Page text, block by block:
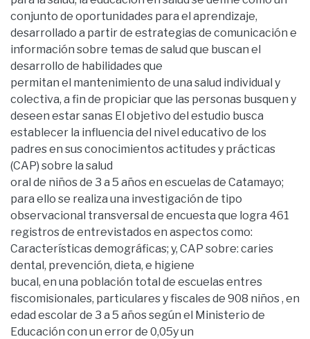
conjunto de oportunidades para el aprendizaje,
desarrollado a partir de estrategias de comunicación e
información sobre temas de salud que buscan el
desarrollo de habilidades que
permitan el mantenimiento de una salud individual y
colectiva, a fin de propiciar que las personas busquen y
deseen estar sanas El objetivo del estudio busca
establecer la influencia del nivel educativo de los
padres en sus conocimientos actitudes y prácticas
(CAP) sobre la salud
oral de niños de 3 a 5 años en escuelas de Catamayo;
para ello se realiza una investigación de tipo
observacional transversal de encuesta que logra 461
registros de entrevistados en aspectos como:
Características demográficas; y, CAP sobre: caries
dental, prevención, dieta, e higiene
bucal, en una población total de escuelas entres
fiscomisionales, particulares y fiscales de 908 niños , en
edad escolar de 3 a 5 años según el Ministerio de
Educación con un error de 0,05y un